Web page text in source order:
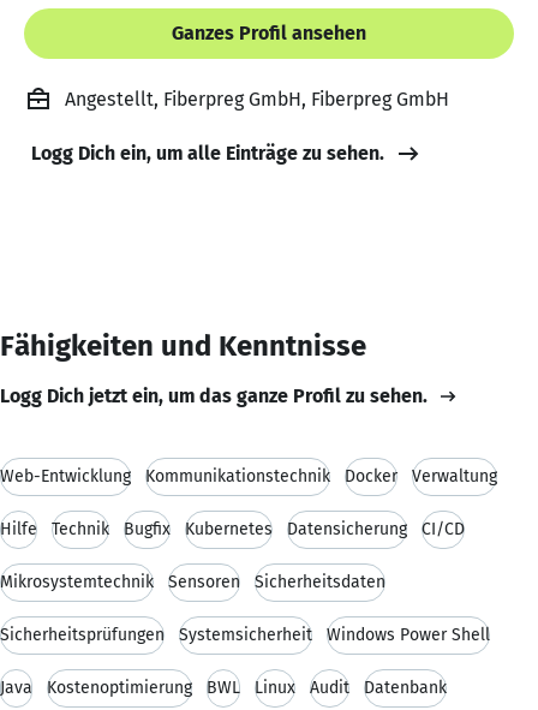
Ganzes Profil ansehen
Angestellt, Fiberpreg GmbH, Fiberpreg GmbH
Logg Dich ein, um alle Einträge zu sehen.
Fähigkeiten und Kenntnisse
Logg Dich jetzt ein, um das ganze Profil zu sehen.
Web-Entwicklung Kommunikationstechnik Docker Verwaltung
Hilfe Technik Bugfix Kubernetes Datensicherung CI/CD
Mikrosystemtechnik Sensoren Sicherheitsdaten
Sicherheitsprüfungen Systemsicherheit Windows Power Shell
Java Kostenoptimierung BWL Linux Audit Datenbank